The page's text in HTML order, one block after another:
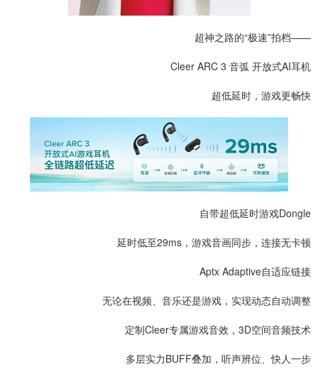
超神之路的“极速”拍档——
Cleer ARC 3 音弧 开放式AI耳机
超低延时，游戏更畅快
自带超低延时游戏Dongle
延时低至29ms，游戏音画同步，连接无卡顿
Aptx Adaptive自适应链接
无论在视频、音乐还是游戏，实现动态自动调整
定制Cleer专属游戏音效，3D空间音频技术
多层实力BUFF叠加，听声辨位、快人一步